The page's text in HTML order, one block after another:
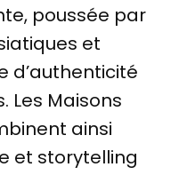
poussée par
et
d’authenticité
Les Maisons
ainsi
et storytelling